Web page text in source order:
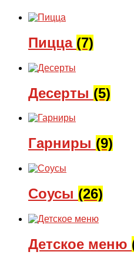
Пицца (7)
Десерты (5)
Гарниры (9)
Соусы (26)
Детское меню